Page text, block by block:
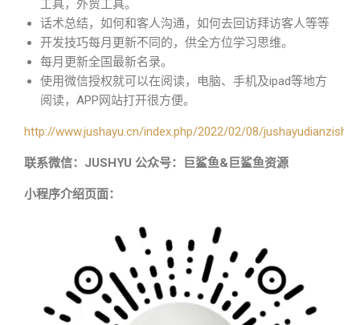
工具，外贸工具。
话术总结，如何和客人沟通，如何去回访拜访客人等等
开发技巧每月更新不同的，供全方位学习思维。
每月更新全国最新名录。
使用微信授权就可以在阅读，电脑、手机及ipad等地方
阅读，APP网站打开很方便。
http://www.jushayu.cn/index.php/2022/02/08/jushayudianzishu/
联系微信：JUSHYU 公众号：巨鲨鱼&巨鲨鱼资源
小程序介绍页面：